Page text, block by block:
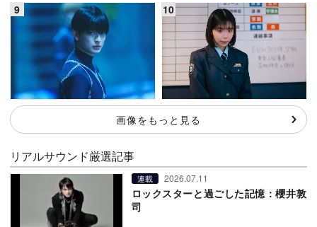
画像をもっと見る
リアルサウンド厳選記事
連載 2026.07.11
ロックスターと過ごした記憶：櫻井敦
司